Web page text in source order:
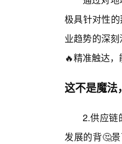
极具针对性
业趋势的深
🔥精准触达
这不是魔法
2.供应链
发展的背🤔